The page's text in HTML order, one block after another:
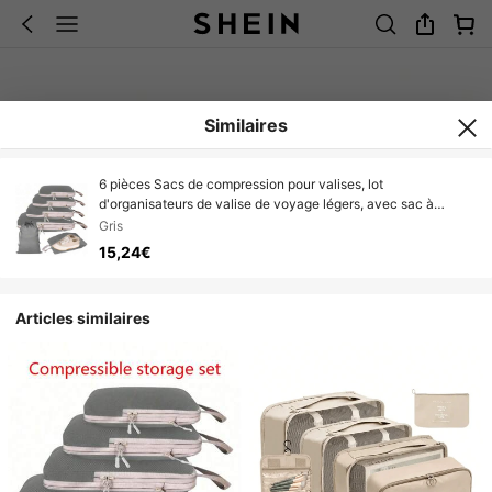
Similaires
6 pièces Sacs de compression pour valises, lot
d'organisateurs de valise de voyage légers, avec sac à
chaussures, sacs organisateurs de bagage extensibles,
accessoires de rangement de voyage économiseurs
d'espace, organisateur de voyage pour vêtements, sac de
à sous-vêtements, décoration de chambre
Gris
15,24€
Articles similaires